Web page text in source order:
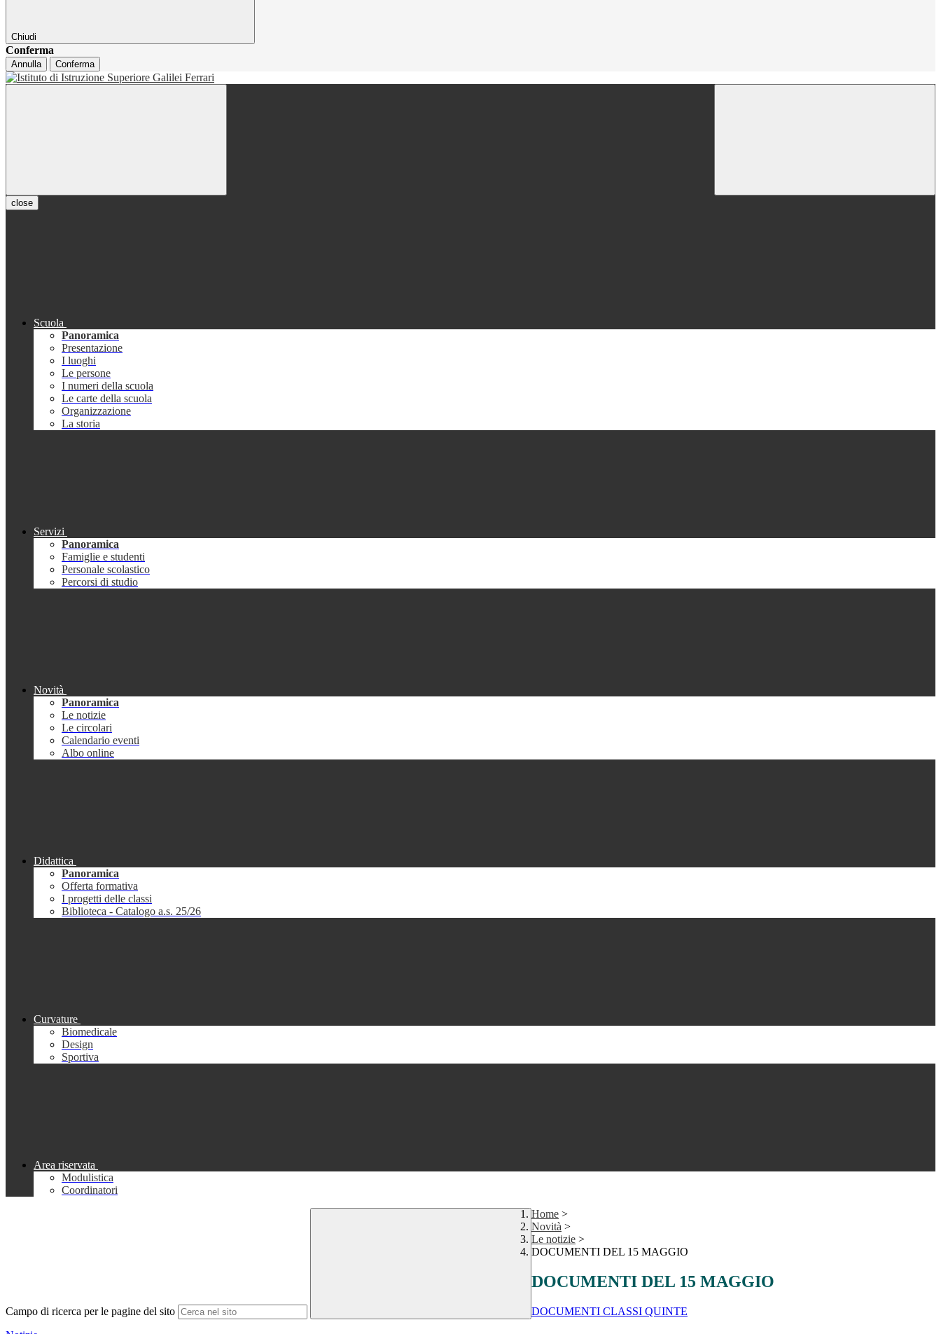
Chiudi
Conferma
Annulla Conferma
close
Scuola
Panoramica
Presentazione
I luoghi
Le persone
I numeri della scuola
Le carte della scuola
Organizzazione
La storia
Servizi
Panoramica
Famiglie e studenti
Personale scolastico
Percorsi di studio
Novità
Panoramica
Le notizie
Le circolari
Calendario eventi
Albo online
Didattica
Panoramica
Offerta formativa
I progetti delle classi
Biblioteca - Catalogo a.s. 25/26
Curvature
Biomedicale
Design
Sportiva
Area riservata
Modulistica
Coordinatori
Campo di ricerca per le pagine del sito
Home >
Novità >
Le notizie >
DOCUMENTI DEL 15 MAGGIO
DOCUMENTI DEL 15 MAGGIO
DOCUMENTI CLASSI QUINTE